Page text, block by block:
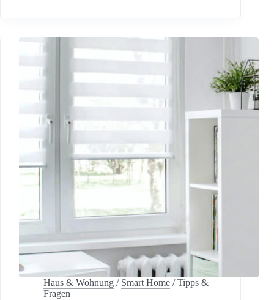
Haus & Wohnung / Smart Home /Tipps &
Fragen